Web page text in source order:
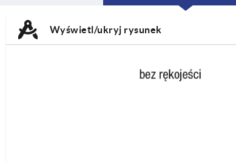
CURRENT
CURRENT
Wyświetl/ukryj rysunek